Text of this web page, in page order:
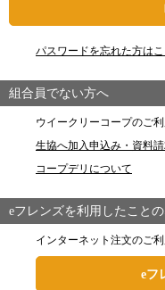
パスワードを忘れた方は
組合員でない方へ
ウイークリーコープのご
生協へ加入申込み・資料
コープデリについて
eフレンズを利用したこと
インターネット注文のご
eフ